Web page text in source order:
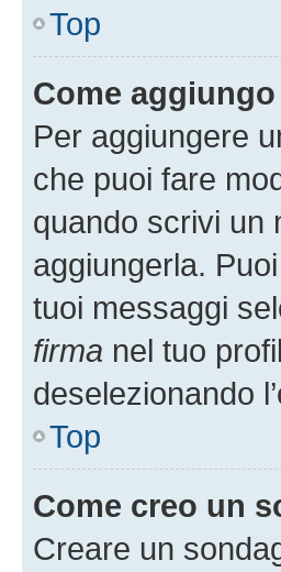
Top
Come
Per aggiungere
che puoi fare
quando scrivi un
aggiungerla.
tuoi messaggi
firma nel tuo
deselezionando
Top
Come creo un
Creare un